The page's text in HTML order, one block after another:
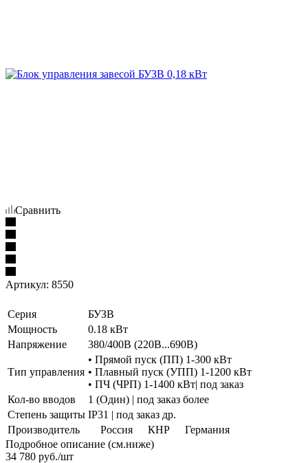
Сравнить
Артикул: 8550
Серия
БУЗВ
Мощность
0.18 кВт
Напряжение
380/400В (220В...690В)
Тип управления
• Прямой пуск (ПП) 1-300 кВт
• Плавный пуск (УПП) 1-1200 кВт
• ПЧ (ЧРП) 1-1400 кВт| под заказ
Кол-во вводов
1 (Один) | под заказ более
Степень защиты IP31 | под заказ др.
Производитель
Россия КНР
Германия
Подробное описание (см.ниже)
34 780 руб./шт